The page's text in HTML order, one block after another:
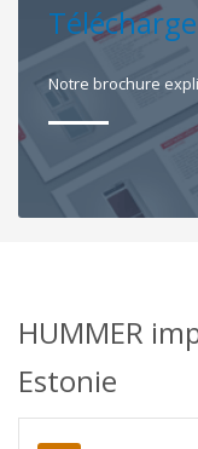
Notre brochure
HUMMER
Estonie